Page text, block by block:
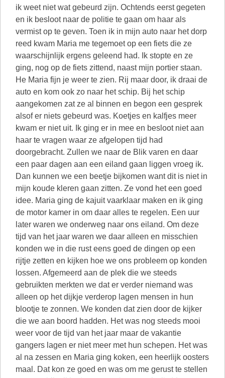
ik weet niet wat gebeurd zijn. Ochtends eerst gegeten
en ik besloot naar de politie te gaan om haar als
vermist op te geven. Toen ik in mijn auto naar het dorp
reed kwam Maria me tegemoet op een fiets die ze
waarschijnlijk ergens geleend had. Ik stopte en ze
ging, nog op de fiets zittend, naast mijn portier staan.
He Maria fijn je weer te zien. Rij maar door, ik draai de
auto en kom ook zo naar het schip. Bij het schip
aangekomen zat ze al binnen en begon een gesprek
alsof er niets gebeurd was. Koetjes en kalfjes meer
kwam er niet uit. Ik ging er in mee en besloot niet aan
haar te vragen waar ze afgelopen tijd had
doorgebracht. Zullen we naar de Blik varen en daar
een paar dagen aan een eiland gaan liggen vroeg ik.
Dan kunnen we een beetje bijkomen want dit is niet in
mijn koude kleren gaan zitten. Ze vond het een goed
idee. Maria ging de kajuit vaarklaar maken en ik ging
de motor kamer in om daar alles te regelen. Een uur
later waren we onderweg naar ons eiland. Om deze
tijd van het jaar waren we daar alleen en misschien
konden we in die rust eens goed de dingen op een
rijtje zetten en kijken hoe we ons probleem op konden
lossen. Afgemeerd aan de plek die we steeds
gebruikten merkten we dat er verder niemand was
alleen op het dijkje verderop lagen mensen in hun
blootje te zonnen. We konden dat zien door de kijker
die we aan boord hadden. Het was nog steeds mooi
weer voor de tijd van het jaar maar de vakantie
gangers lagen er niet meer met hun schepen. Het was
al na zessen en Maria ging koken, een heerlijk oosters
maal. Dat kon ze goed en was om me gerust te stellen